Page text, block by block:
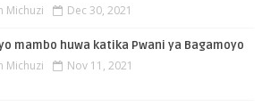
Michuzi Dec 30, 2021
mambo huwa katika Pwani ya Bagamoyo
Michuzi Nov 11, 2021